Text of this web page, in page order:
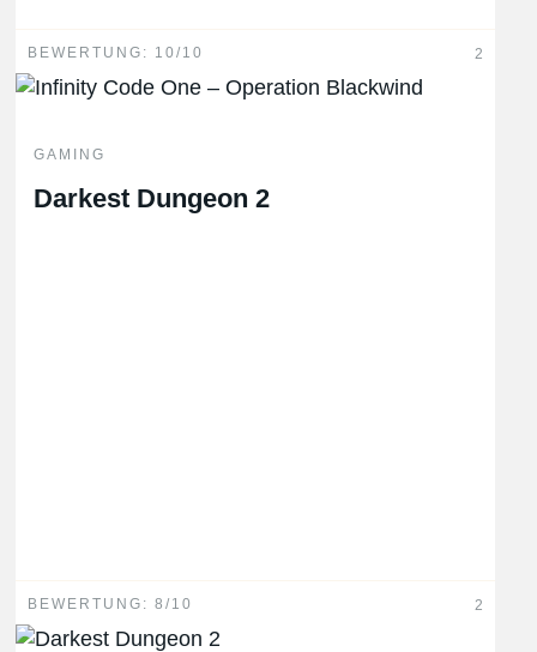
BEWERTUNG: 10/10 2
GAMING
Darkest Dungeon 2
BEWERTUNG: 8/10 2